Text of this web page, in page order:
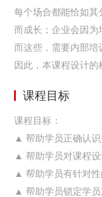
每个场合都能恰如其
而成长；企业会因为
而这些，需要内部培
因此，本课程设计
课程目标
课程目标：
▲ 帮助学员正确认
▲ 帮助学员对课程
▲ 帮助学员有针对
▲ 帮助学员锁定学